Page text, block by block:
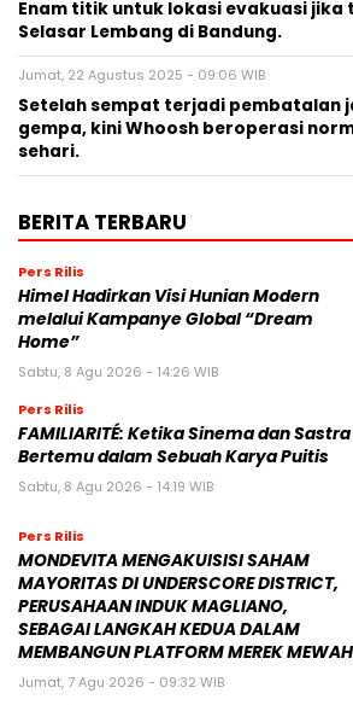
Enam titik untuk lokasi evakuasi jika
Selasar Lembang di Bandung.
Jumat, 22 Agustus 2025 - 09:06 WIB
Setelah sempat terjadi pembatalan
gempa, kini Whoosh beroperasi
sehari.
BERITA TERBARU
Pers Rilis
Himel Hadirkan Visi Hunian Modern
melalui Kampanye Global “Dream
Home”
Sabtu, 8 Agu 2026 - 14:26 WIB
Pers Rilis
FAMILIARITÉ: Ketika Sinema dan Sastra
Bertemu dalam Sebuah Karya Puitis
Sabtu, 8 Agu 2026 - 14:19 WIB
Pers Rilis
MONDEVITA MENGAKUISISI SAHAM
MAYORITAS DI UNDERSCORE DISTRICT,
PERUSAHAAN INDUK MAGLIANO,
SEBAGAI LANGKAH KEDUA DALAM
MEMBANGUN PLATFORM MEREK
Jumat, 7 Agu 2026 - 09:32 WIB